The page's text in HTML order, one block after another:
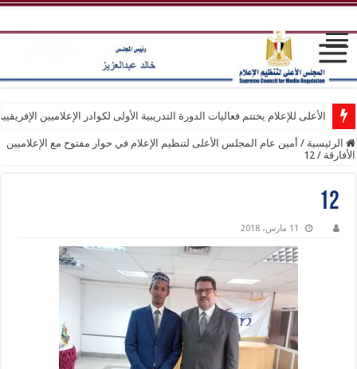
الأعلى للإعلام يختتم فعاليات الدورة التدريبية الأولى لكوادر الإعلاميين
الرئيسية / أمين عام المجلس الأعلى لتنظيم الإعلام في حوار مفتوح مع الإعلاميين
الأفارقة /
12
12
11 مارس، 2018